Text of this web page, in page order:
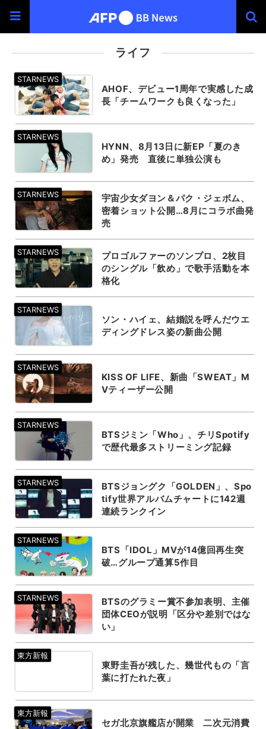
ライフ
AHOF、デビュー1周年で実感した成
長「チームワークも良くなった」
HYNN、8月13日に新EP「夏のき
め」発売 直後に単独公演も
宇宙少女ダヨン＆パク・ジェボム、
密着ショット公開…8月にコラボ曲発
売
プロゴルファーのソンプロ、2枚目
のシングル「飲め」で歌手活動を本
格化
ソン・ハイェ、結婚説を呼んだウエ
ディングドレス姿の新曲公開
KISS OF LIFE、新曲「SWEAT」M
Vティーザー公開
BTSジミン「Who」、チリSpotify
で歴代最多ストリーミング記録
BTSジョングク「GOLDEN」、Spo
tify世界アルバムチャートに142週
連続ランクイン
BTS「IDOL」MVが14億回再生突
破…グループ通算5作目
BTSのグラミー賞不参加表明、主催
団体CEOが説明「区分や差別ではな
い」
東野圭吾が残した、幾世代もの「言
葉に打たれた夜」
セガ北京旗艦店が開業 二次元消費